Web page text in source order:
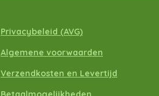
Privacybeleid (AVG)
Algemene voorwaarden
Verzendkosten en Levertijd